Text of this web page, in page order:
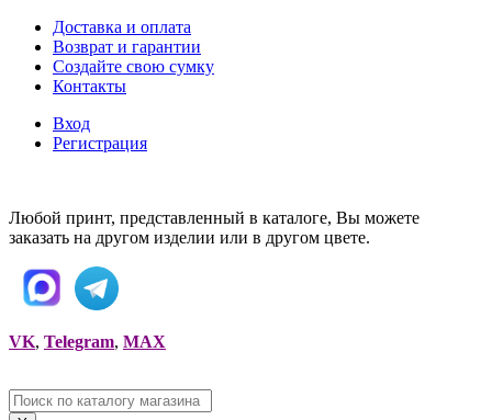
Доставка и оплата
Возврат и гарантии
Создайте свою сумку
Контакты
Вход
Регистрация
Любой принт, представленный в каталоге, Вы можете
заказать на другом изделии или в другом цвете.
VK, Telegram, MAX